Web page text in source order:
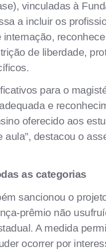
vinculadas à
a incluir os
de liberdade,
para o
e
oferecido aos
aula”, destacou o
as categorias
sancionou o
prêmio não
A medida
ocorrer por